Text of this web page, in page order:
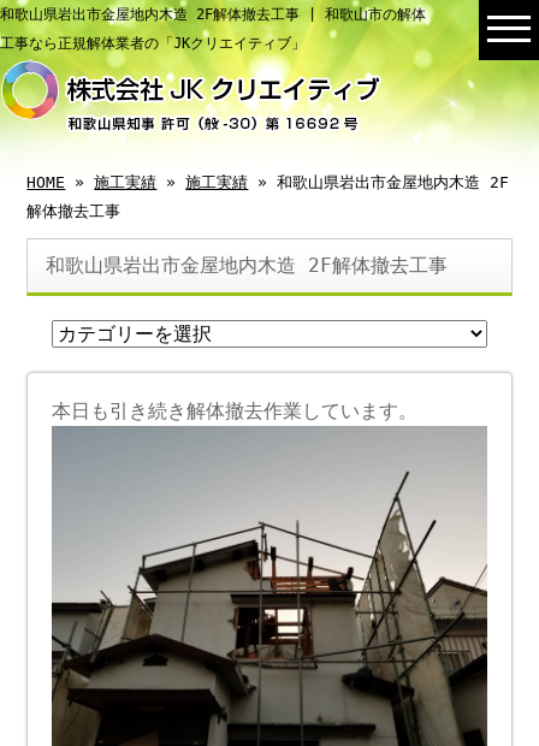
和歌山県岩出市金屋地内木造 2F解体撤去工事 | 和歌山市の解体
工事なら正規解体業者の「JKクリエイティブ」
HOME »施工実績 »施工実績 » 和歌山県岩出市金屋地内木造 2F
解体撤去工事
和歌山県岩出市金屋地内木造 2F解体撤去工事
本日も引き続き解体撤去作業しています。